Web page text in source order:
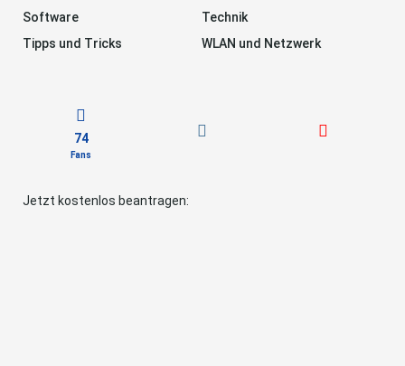
Software
Technik
Tipps und Tricks
WLAN und Netzwerk
74
Fans
Jetzt kostenlos beantragen: